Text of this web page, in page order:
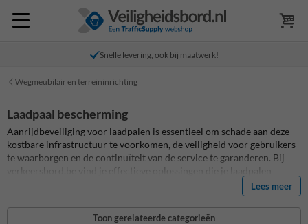
Snelle levering, ook bij maatwerk!
Wegmeubilair en terreininrichting
Laadpaal bescherming
Aanrijdbeveiliging voor laadpalen is essentieel om schade aan deze
kostbare infrastructuur te voorkomen, de veiligheid voor gebruikers
te waarborgen en de continuïteit van de service te garanderen. Bij
verkeersbord.be vind je effectieve oplossingen die je laadpalen
beschermen tegen voertuigen, dure reparaties vermijden en de
betrouwbaarheid van je laadinfrastructuur verhogen. Bestel
eenvoudig online beschermbeugels voor het beschermen van jouw
Lees meer
Toon gerelateerde categorieën